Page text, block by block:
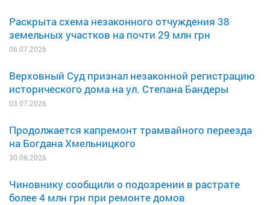
Раскрыта схема незаконного отчуждения 38
земельных участков на почти 29 млн грн
06.07.2026
Верховный Суд признал незаконной регистрацию
исторического дома на ул. Степана Бандеры
03.07.2026
Продолжается капремонт трамвайного переезда
на Богдана Хмельницкого
30.06.2026
Чиновнику сообщили о подозрении в растрате
более 4 млн грн при ремонте домов